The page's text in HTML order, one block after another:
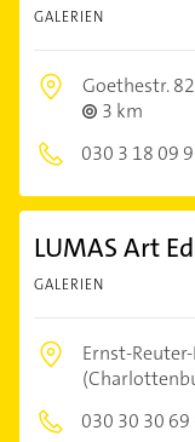
GALERIEN
Goethestr.
3 km
030 3 18 09
LUMAS Art
GALERIEN
Ernst-
030 30 30 69